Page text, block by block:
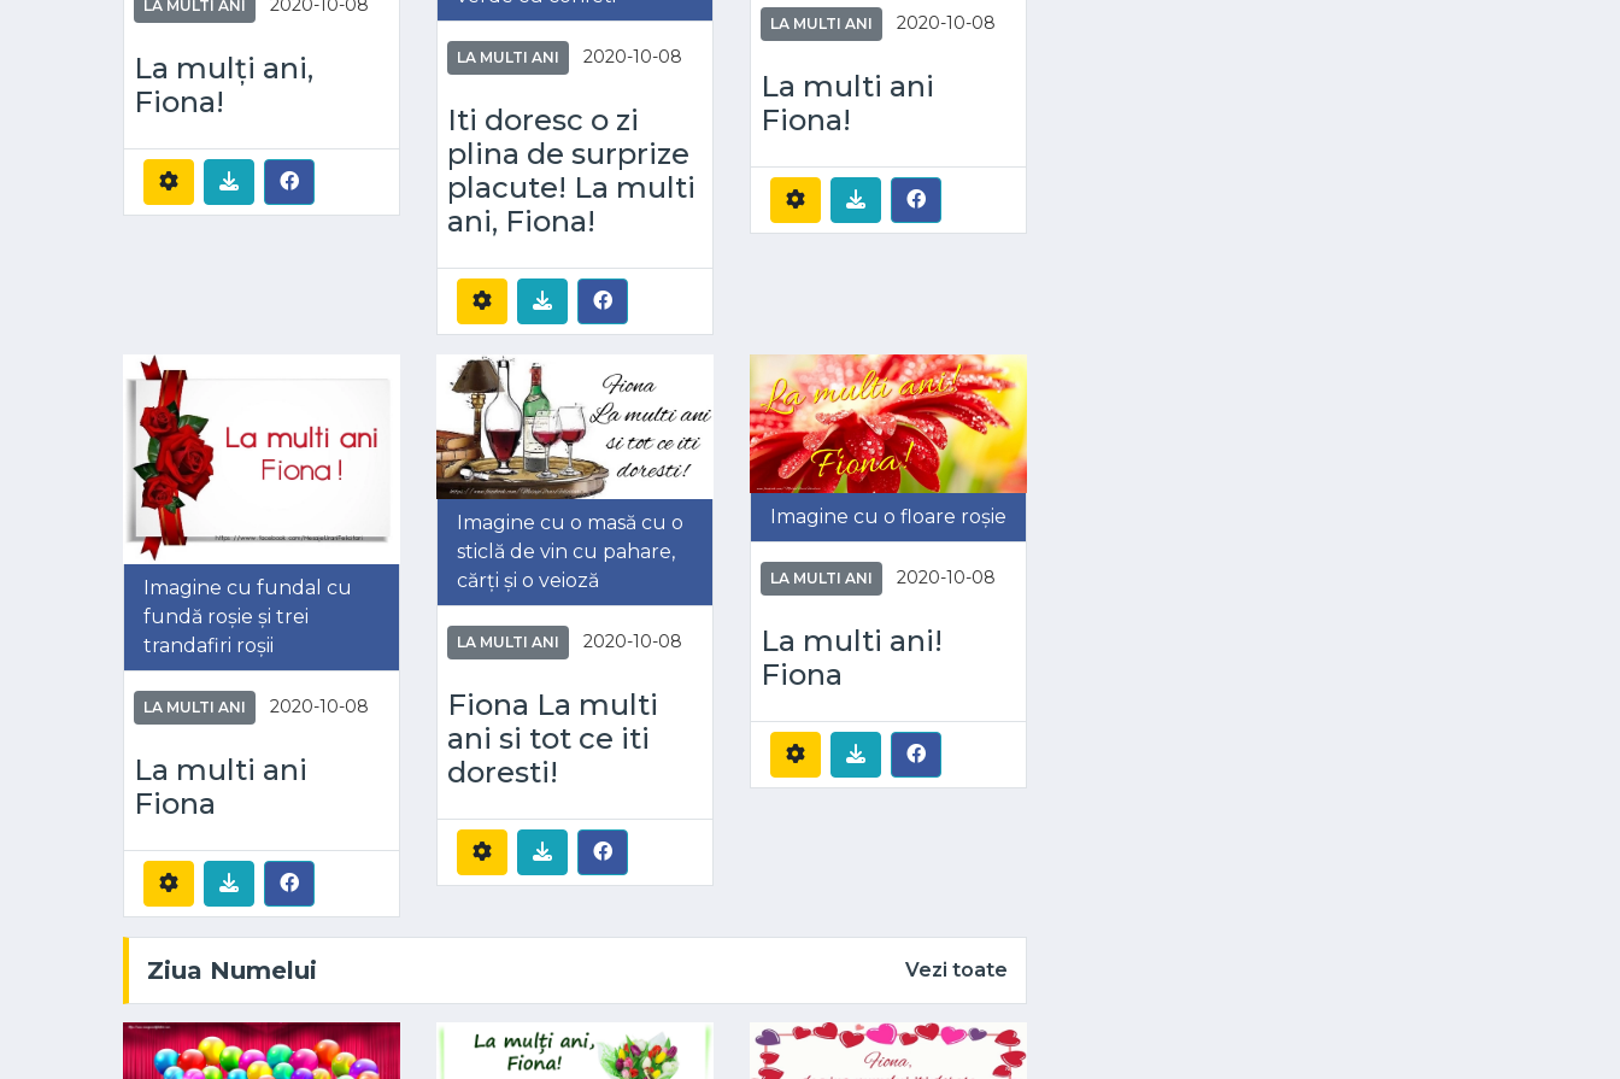
LA MULTI ANI 2020-10-08
La mulți ani,
Fiona!
LA MULTI ANI 2020-10-08
Iti doresc o zi
plina de surprize
placute! La multi
ani, Fiona!
LA MULTI ANI 2020-10-08
La multi ani
Fiona!
Imagine cu fundal cu
fundă roșie și trei
trandafiri roșii
LA MULTI ANI 2020-10-08
La multi ani
Fiona
Imagine cu o masă cu o
sticlă de vin cu pahare,
cărți și o veioză
LA MULTI ANI 2020-10-08
Fiona La multi
ani si tot ce iti
doresti!
Imagine cu o floare roșie
LA MULTI ANI 2020-10-08
La multi ani!
Fiona
Ziua Numelui Vezi toate